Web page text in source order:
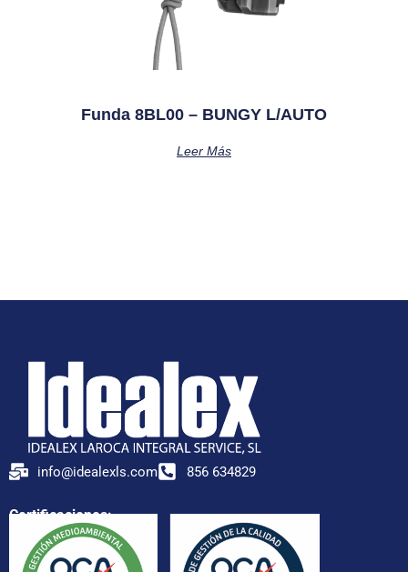
Funda 8BL00 – BUNGY L/AUTO
Leer Más
info@idealexls.com 856 634829
Certificaciones: